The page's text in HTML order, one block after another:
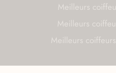
Meilleurs
Meilleurs
Meilleurs